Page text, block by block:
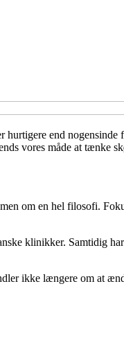
end nogensinde
vores måde at tænke
om en hel filosofi.
klinikker. Samtidig
ikke længere om at